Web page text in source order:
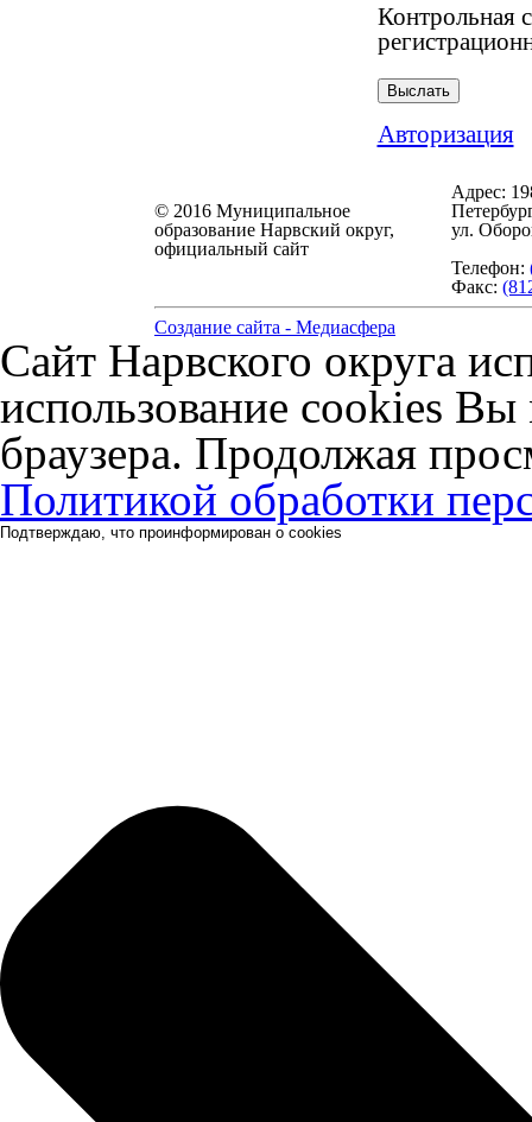
Контрольная
Авторизация
© 2016 Муниципальное
образование Нарвский округ,
официальный сайт
Адрес:
ул.
Телефон:
Факс:
Создание сайта - Медиасфера
Сайт Нарвского округа
использование cookies Вы
браузера. Продолжая
Политикой обработки
Подтверждаю, что проинформирован о cookies